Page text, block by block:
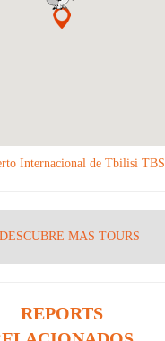
Internacional de Tbilisi TBS
DESCUBRE MAS TOURS
REPORTS